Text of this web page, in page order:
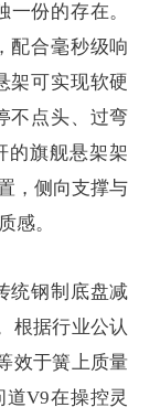
份的存在。
配合毫秒级响
架可实现软硬
不点头、过弯
的旗舰悬架架
，侧向支撑与
感。
统钢制底盘减
根据行业公认
效于簧上质量
V9在操控灵